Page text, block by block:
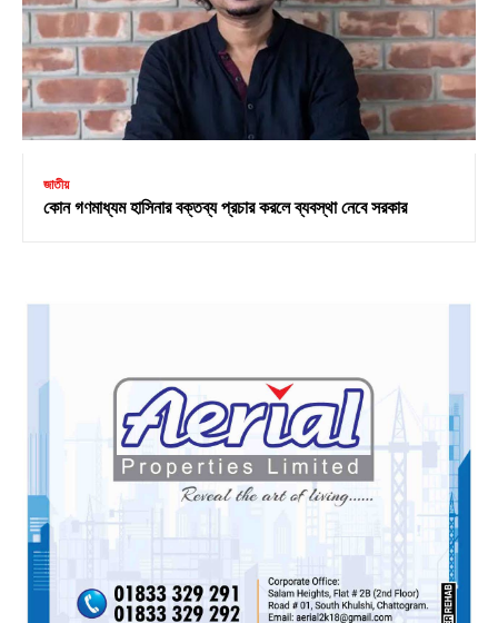
জাতীয়
কোন গণমাধ্যম হাসিনার বক্তব্য প্রচার করলে ব্যবস্থা নেবে সরকার